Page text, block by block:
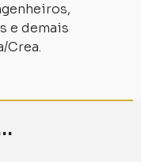
e demais
Crea.